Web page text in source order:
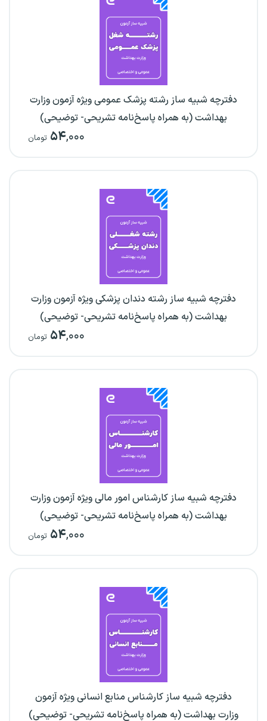
دفترچه شبیه ساز رشته پزشک عمومی ویژه آزمون وزارت
بهداشت (به همراه پاسخ‌نامه تشریحی- توضیحی)
۵۴,۰۰۰ تومان
دفترچه شبیه ساز رشته دندان پزشکی ویژه آزمون وزارت
بهداشت (به همراه پاسخ‌نامه تشریحی- توضیحی)
۵۴,۰۰۰ تومان
دفترچه شبیه ساز کارشناس امور مالی ویژه آزمون وزارت
بهداشت (به همراه پاسخ‌نامه تشریحی- توضیحی)
۵۴,۰۰۰ تومان
دفترچه شبیه ساز کارشناس منابع انسانی ویژه آزمون
وزارت بهداشت (به همراه پاسخ‌نامه تشریحی- توضیحی)